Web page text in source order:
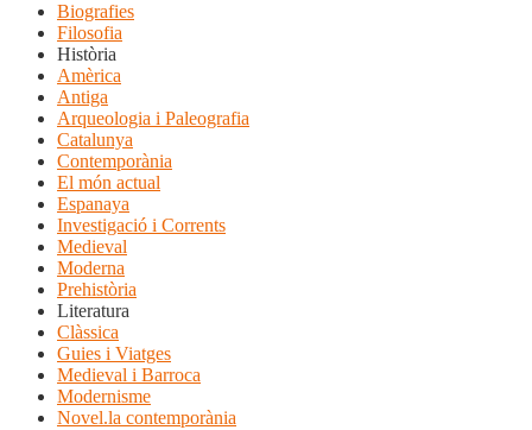
Biografies
Filosofia
Història
Amèrica
Antiga
Arqueologia i Paleografia
Catalunya
Contemporània
El món actual
Espanaya
Investigació i Corrents
Medieval
Moderna
Prehistòria
Literatura
Clàssica
Guies i Viatges
Medieval i Barroca
Modernisme
Novel.la contemporània